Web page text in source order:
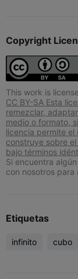
Copyright
This work is
CC BY-SA Esta
remezclar,
medio o formato,
licencia permite el
construye sobre
bajo términos
Si encuentra
con nosotros para
Etiquetas
infinito cubo